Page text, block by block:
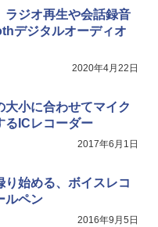
ラジオ再生や会話録音
デジタルオーディオ
2020年4月22日
大小に合わせてマイク
るICレコーダー
2017年6月1日
り始める、ボイスレコ
ルペン
2016年9月5日